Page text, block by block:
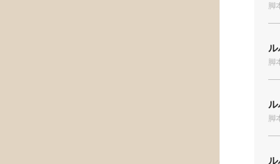
脚
脚
脚